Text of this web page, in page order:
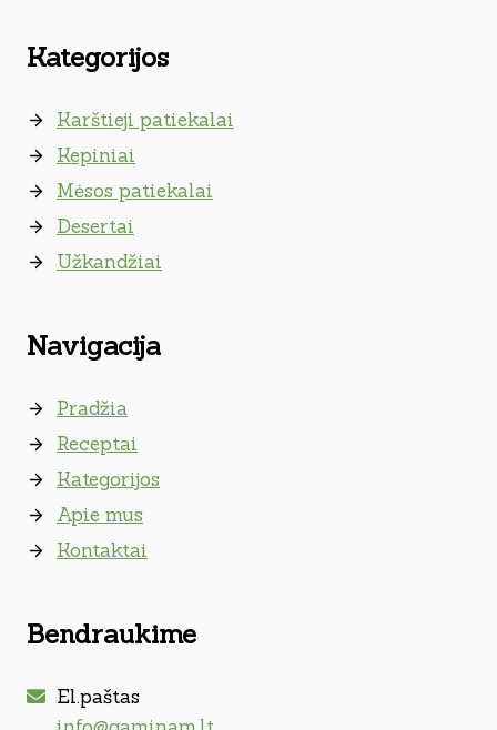
Kategorijos
Karštieji patiekalai
Kepiniai
Mėsos patiekalai
Desertai
Užkandžiai
Navigacija
Pradžia
Receptai
Kategorijos
Apie mus
Kontaktai
Bendraukime
El.paštas